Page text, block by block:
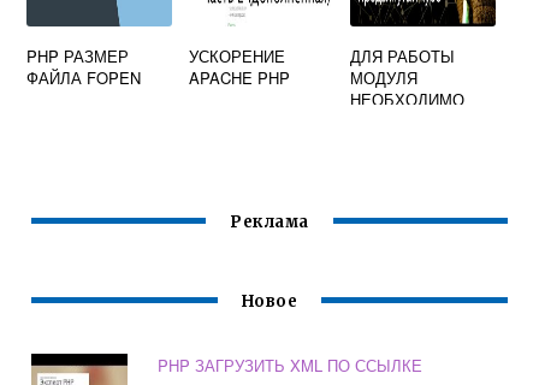
PHP РАЗМЕР
ФАЙЛА FOPEN
УСКОРЕНИЕ
APACHE PHP
ДЛЯ РАБОТЫ
МОДУЛЯ
НЕОБХОДИМО
Реклама
Новое
PHP ЗАГРУЗИТЬ XML ПО ССЫЛКЕ